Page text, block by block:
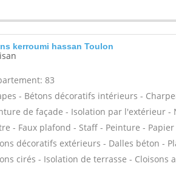
kerroumi hassan Toulon
83
- Bétons décoratifs intérieurs -
de façade - Isolation par l'extérieur -
- Faux plafond - Staff - Peinture -
décoratifs extérieurs - Dalles béton -
cirés - Isolation de terrasse - Cloisons